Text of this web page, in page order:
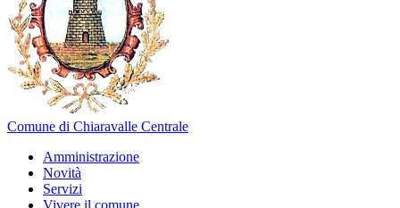
Comune di Chiaravalle Centrale
Amministrazione
Novità
Servizi
Vivere il comune